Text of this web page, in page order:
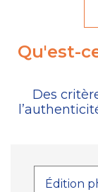
Qu'est-
Des
Édition